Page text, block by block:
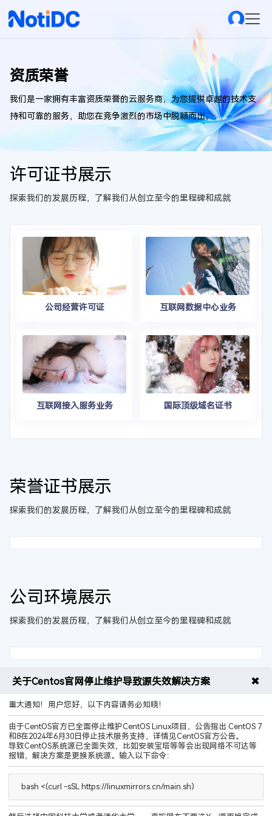
资质荣誉
我们是一家拥有丰富资质荣誉的云服务商，为您提供卓越的技术支
持和可靠的服务，助您在竞争激烈的市场中脱颖而出。
许可证书展示
探索我们的发展历程，了解我们从创立至今的里程碑和成就
公司经营许可证 互联网数据中心业务
互联网接入服务业务 国际顶级域名证书
荣誉证书展示
探索我们的发展历程，了解我们从创立至今的里程碑和成就
公司环境展示
探索我们的发展历程，了解我们从创立至今的里程碑和成就
售前咨询热线400-9989-596
关于Centos官网停止维护导致源失效解决方案 ✖
重大通知！用户您好，以下内容请务必知晓！
由于CentOS官方已全面停止维护CentOS Linux项目，公告指出 CentOS 7
和8在2024年6月30日停止技术服务支持，详情见CentOS官方公告。
导致CentOS系统源已全面失效，比如安装宝塔等等会出现网络不可达等
报错，解决方案是更换系统源。输入以下命令：
bash <(curl -sSL https://linuxmirrors.cn/main.sh)